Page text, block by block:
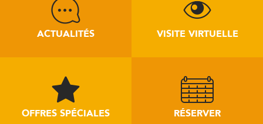
ACTUALITÉS VISITE VIRTUELLE
OFFRES SPÉCIALES RÉSERVER